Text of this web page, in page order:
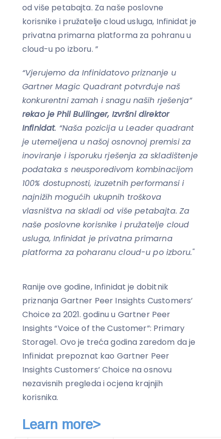
od više petabajta. Za naše poslovne
korisnike i pružatelje cloud usluga, Infinidat je
privatna primarna platforma za pohranu u
cloud-u po izboru. ”
“Vjerujemo da Infinidatovo priznanje u
Gartner Magic Quadrant potvrđuje naš
konkurentni zamah i snagu naših rješenja”
rekao je Phil Bullinger, Izvršni direktor
Infinidat. “Naša pozicija u Leaderquadrant
je utemeljena u našoj osnovnoj premisi za
inoviranje i isporuku rješenja za skladištenje
podataka s neusporedivom kombinacijom
100% dostupnosti, izuzetnih performansi i
najnižih mogućih ukupnih troškova
vlasništva na skladi od više petabajta. Za
naše poslovne korisnike i pružatelje cloud
usluga, Infinidat je privatna primarna
platforma za poharanu cloud-u po izboru."
Ranije ove godine, Infinidat je dobitnik
priznanja Gartner Peer Insights Customers’
Choice za 2021. godinu u Gartner Peer
Insights “Voice of the Customer”: Primary
Storage1. Ovo je treća godina zaredom da je
Infinidat prepoznat kao Gartner Peer
Insights Customers’ Choice na osnovu
nezavisnih pregleda i ocjena krajnjih
korisnika.
Learn more>